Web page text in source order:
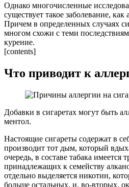
Однако многочисленные
существует такое заболевание, как
Причем в определенных случаях
многом схожи с теми
курение.
[contents]
Что приводит к
Добавки в сигаретах могут быть
ментол.
Настоящие сигареты содержат в
производит тот дым, который
очередь, в составе табака имеется
принадлежащих к семейству
отдельно выделяется никотин,
больше остальных, и, во-вторых,